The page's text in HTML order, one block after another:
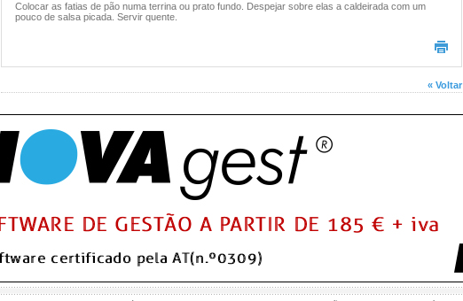
Colocar as fatias de pão numa terrina ou prato fundo. Despejar sobre elas a caldeirada com um
pouco de salsa picada. Servir quente.
« Voltar